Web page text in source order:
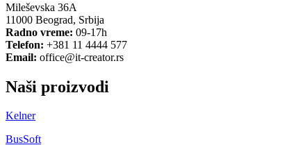
Mileševska 36A
11000 Beograd, Srbija
Radno vreme: 09-17h
Telefon: +381 11 4444 577
Email: office@it-creator.rs
Naši proizvodi
Kelner
BusSoft